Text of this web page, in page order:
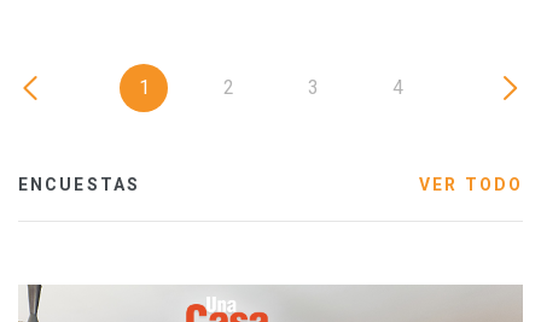
1 2 3 4
ENCUESTAS VER TODO